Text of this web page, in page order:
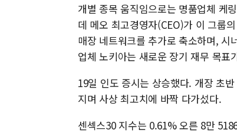
개별 종목 움직임으로는 명품업체 케
데 메오 최고경영자(CEO)가 이 그룹
매장 네트워크를 추가로 축소하며,
업체 노키아는 새로운 장기 재무 목
19일 인도 증시는 상승했다. 개장 초
지며 사상 최고치에 바짝 다가섰다.
센섹스30 지수는 0.61% 오른 8만